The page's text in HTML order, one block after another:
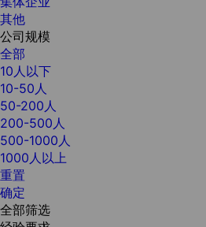
其他
公司规模
全部
10人以下
10-50人
50-200人
200-500人
500-1000人
1000人以上
重置
确定
全部筛选